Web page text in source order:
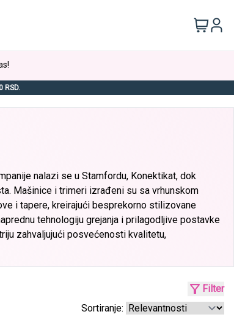
RSD.
nalazi se u Stamfordu, Konektikat, dok
Mašinice i trimeri izrađeni su sa vrhunskom
i tapere, kreirajući besprekorno stilizovane
tehnologiju grejanja i prilagodljive postavke
zahvaljujući posvećenosti kvalitetu,
Filter
Sortiranje: